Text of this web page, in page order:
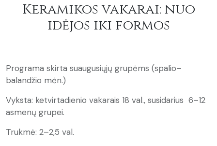
Keramikos vakarai: nuo
idėjos iki formos
Programa skirta suaugusiųjų grupėms (spalio–
balandžio mėn.)
Vyksta: ketvirtadienio vakarais 18 val., susidarius 6–12
asmenų grupei.
Trukmė: 2–2,5 val.